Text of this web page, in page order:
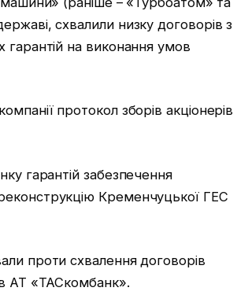
схвалили низку договорів з
на виконання умов
протокол зборів акціонерів
гарантій забезпечення
Кременчуцької ГЕС
проти схвалення договорів
в АТ «ТАСкомбанк».